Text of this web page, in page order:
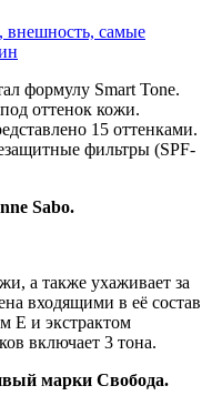
самые
формулу Smart Tone.
оттенок кожи.
15 оттенками.
фильтры (SPF-
Sabo.
а также ухаживает за
входящими в её состав
Е и экстрактом
включает 3 тона.
марки Свобода.